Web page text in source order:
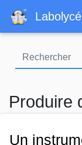
Produire
Un